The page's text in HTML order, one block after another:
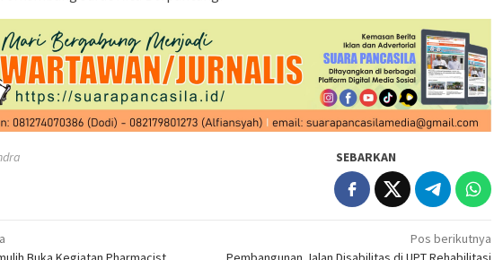
SEBARKAN
Pos berikutnya